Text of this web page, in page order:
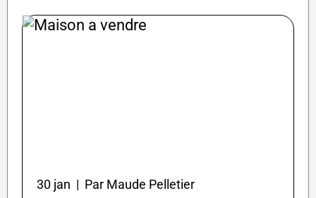
30 jan | Par Maude Pelletier